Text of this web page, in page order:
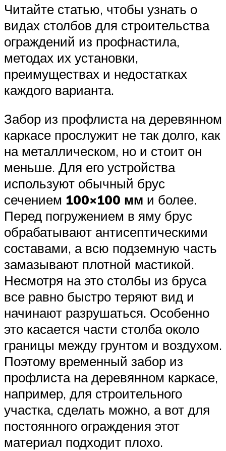
Читайте статью, чтобы узнать о
видах столбов для строительства
ограждений из профнастила,
методах их установки,
преимуществах и недостатках
каждого варианта.
Забор из профлиста на деревянном
каркасе прослужит не так долго, как
на металлическом, но и стоит он
меньше. Для его устройства
используют обычный брус
сечением 100×100 мм и более.
Перед погружением в яму брус
обрабатывают антисептическими
составами, а всю подземную часть
замазывают плотной мастикой.
Несмотря на это столбы из бруса
все равно быстро теряют вид и
начинают разрушаться. Особенно
это касается части столба около
границы между грунтом и воздухом.
Поэтому временный забор из
профлиста на деревянном каркасе,
например, для строительного
участка, сделать можно, а вот для
постоянного ограждения этот
материал подходит плохо.